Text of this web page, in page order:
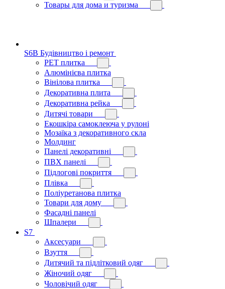
Товары для дома и туризма
S6B Будівництво і ремонт
PЕT плитка
Алюмінієва плитка
Вінілова плитка
Декоративна плита
Декоративна рейка
Дитячі товари
Екошкіра самоклеюча у рулоні
Мозаїка з декоративного скла
Молдинг
Панелі декоративні
ПВХ панелі
Підлогові покриття
Плівка
Поліуретанова плитка
Товари для дому
Фасадні панелі
Шпалери
S7
Аксесуари
Взуття
Дитячий та підлітковий одяг
Жіночий одяг
Чоловічий одяг